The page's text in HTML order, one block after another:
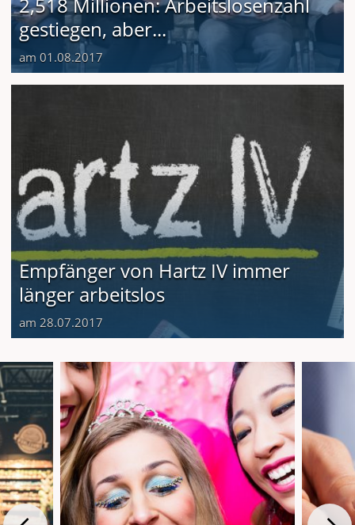
gestiegen, aber...
am 01.08.2017
Empfänger von Hartz IV immer
länger arbeitslos
am 28.07.2017